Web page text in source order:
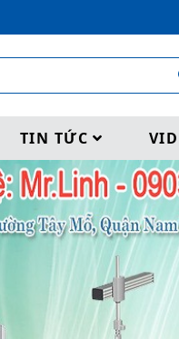
TIN TỨC